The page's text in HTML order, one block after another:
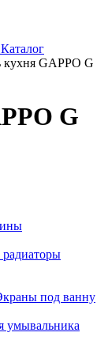
Каталог
кухня GAPPO G
G
под ванну
умывальника